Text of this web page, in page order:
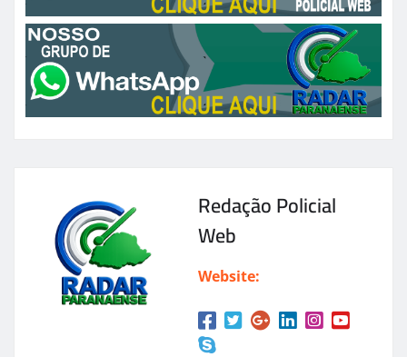
Redação Policial
Web
Website: